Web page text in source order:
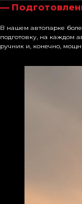
—
В нашем автопарке
подготовку, на каждом
ручник и, конечно,